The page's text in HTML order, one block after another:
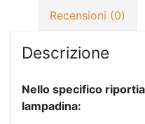
Recensioni (0)
Descrizione
Nello specifico
lampadina: